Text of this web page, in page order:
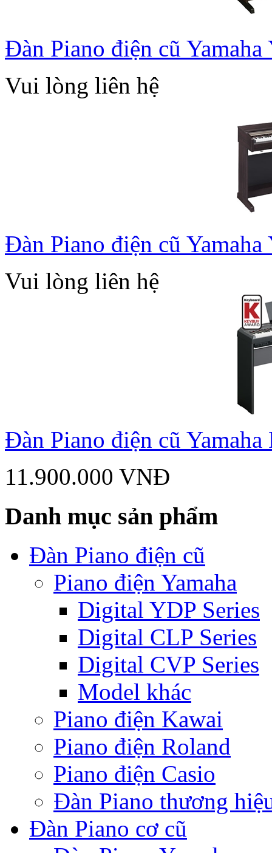
Đàn Piano điện cũ Yamaha
Vui lòng liên hệ
Đàn Piano điện cũ Yamaha
Vui lòng liên hệ
Đàn Piano điện cũ Yamaha
11.900.000 VNĐ
Danh mục sản phẩm
Đàn Piano điện cũ
Piano điện Yamaha
Digital YDP Series
Digital CLP Series
Digital CVP Series
Model khác
Piano điện Kawai
Piano điện Roland
Piano điện Casio
Đàn Piano thương
Đàn Piano cơ cũ